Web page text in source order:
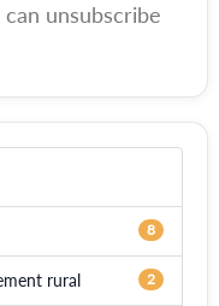
unsubscribe
8
rural 2